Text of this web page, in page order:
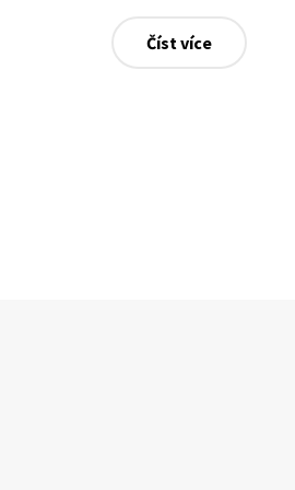
Číst více